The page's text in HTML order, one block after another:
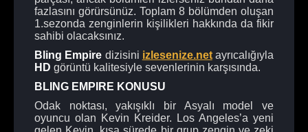
fazlasını görürsünüz. Toplam 8 bölümden oluşan
1.sezonda zenginlerin kişilikleri hakkında da fikir
sahibi olacaksınız.
Bling Empire dizisini izlesenize.netayrıcalığıyla
HD görüntü kalitesiyle sevenlerinin karşısında.
BLING EMPIRE KONUSU
Odak noktası, yakışıklı bir Asyalı model ve
oyuncu olan Kevin Kreider. Los Angeles’a yeni